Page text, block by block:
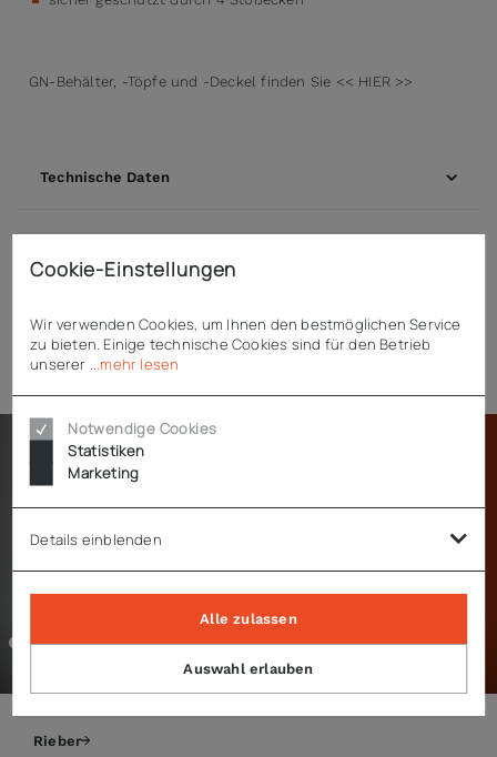
GN-Behälter, -Töpfe und -Deckel finden Sie << HIER >>
Technische Daten
Downloads
Zubehör
Rieber
Cookie-Einstellungen
Wir verwenden Cookies, um Ihnen den bestmöglichen Service
zu bieten. Einige technische Cookies sind für den Betrieb
unserer ...mehr lesen
Notwendige Cookies
Statistiken
Marketing
Details einblenden
Auswahl erlauben
Alle zulassen